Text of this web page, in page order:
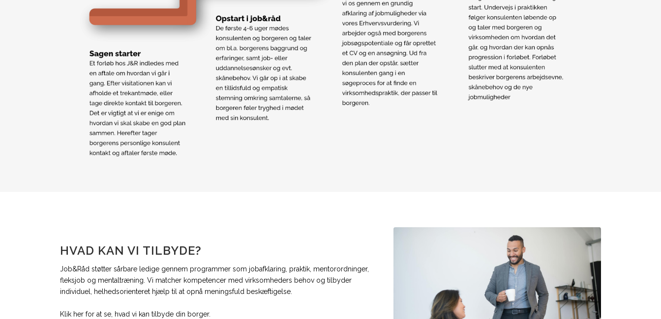
HVAD KAN VI TILBYDE?
Job&Råd støtter sårbare ledige gennem programmer som jobafklaring, praktik, mentorordninger,
fleksjob og mentaltræning. Vi matcher kompetencer med virksomheders behov og tilbyder
individuel, helhedsorienteret hjælp til at opnå meningsfuld beskæftigelse.
Klik her for at se, hvad vi kan tilbyde din borger.